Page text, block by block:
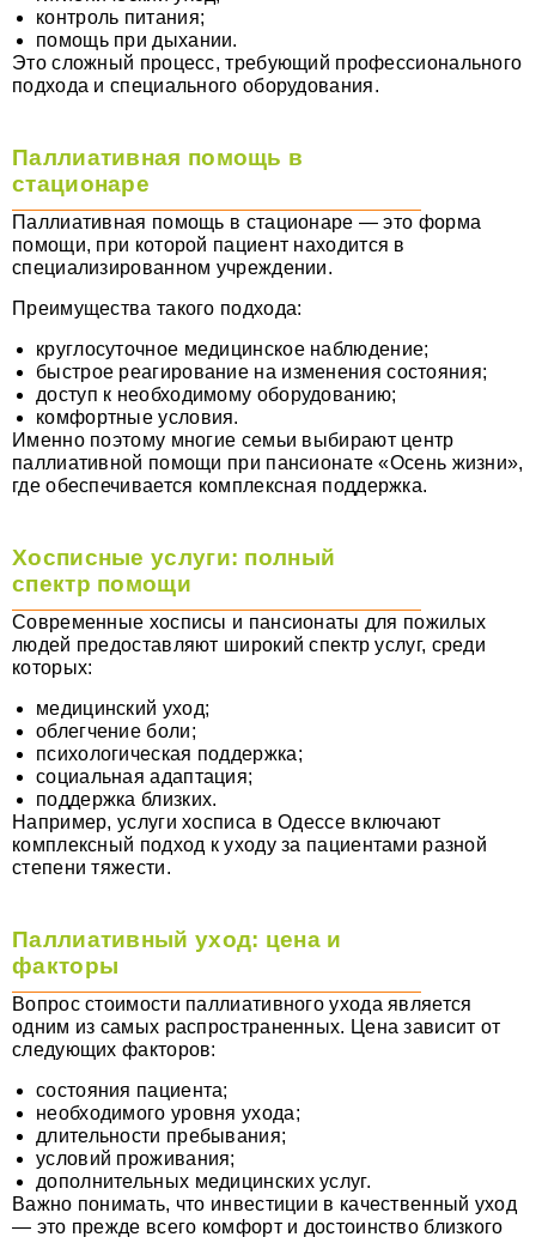
контроль питания;
помощь при дыхании.
Это сложный процесс, требующий профессионального
подхода и специального оборудования.
Паллиативная помощь в
стационаре
Паллиативная помощь в стационаре — это форма
помощи, при которой пациент находится в
специализированном учреждении.
Преимущества такого подхода:
круглосуточное медицинское наблюдение;
быстрое реагирование на изменения состояния;
доступ к необходимому оборудованию;
комфортные условия.
Именно поэтому многие семьи выбирают центр
паллиативной помощи при пансионате «Осень жизни»,
где обеспечивается комплексная поддержка.
Хосписные услуги: полный
спектр помощи
Современные хосписы и пансионаты для пожилых
людей предоставляют широкий спектр услуг, среди
которых:
медицинский уход;
облегчение боли;
психологическая поддержка;
социальная адаптация;
поддержка близких.
Например, услуги хосписа в Одессе включают
комплексный подход к уходу за пациентами разной
степени тяжести.
Паллиативный уход: цена и
факторы
Вопрос стоимости паллиативного ухода является
одним из самых распространенных. Цена зависит от
следующих факторов:
состояния пациента;
необходимого уровня ухода;
длительности пребывания;
условий проживания;
дополнительных медицинских услуг.
Важно понимать, что инвестиции в качественный уход
— это прежде всего комфорт и достоинство близкого